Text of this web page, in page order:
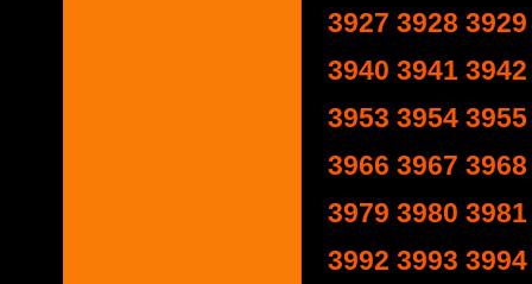
3927 3928 3929
3940 3941 3942
3953 3954 3955
3966 3967 3968
3979 3980 3981
3992 3993 3994